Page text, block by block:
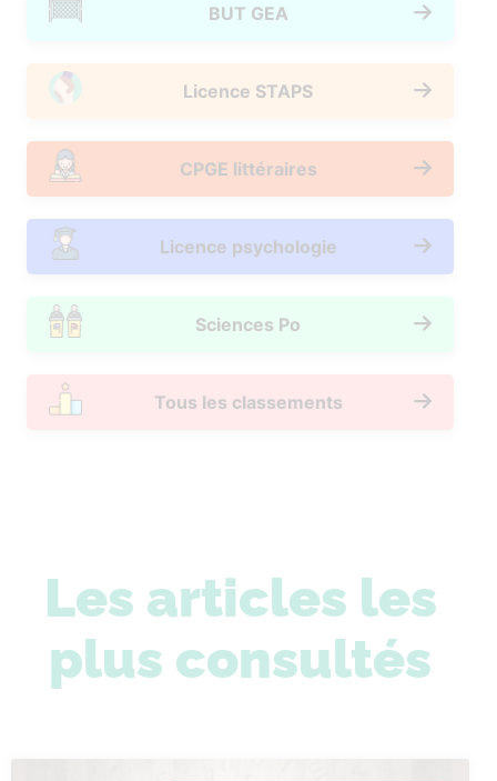
BUT GEA
Licence STAPS
CPGE littéraires
Licence psychologie
Sciences Po
Tous les classements
Les articles les
plus consultés